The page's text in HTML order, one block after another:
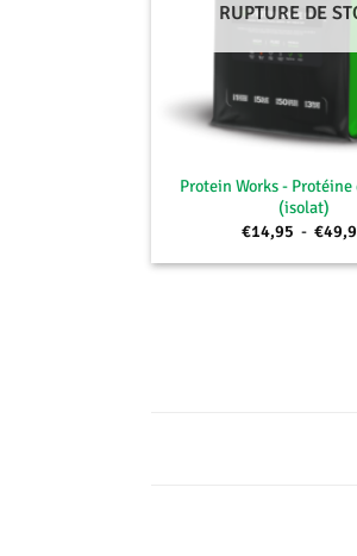
RUPTURE DE
Protein Works - Protéine
(isolat)
€14,95 - €